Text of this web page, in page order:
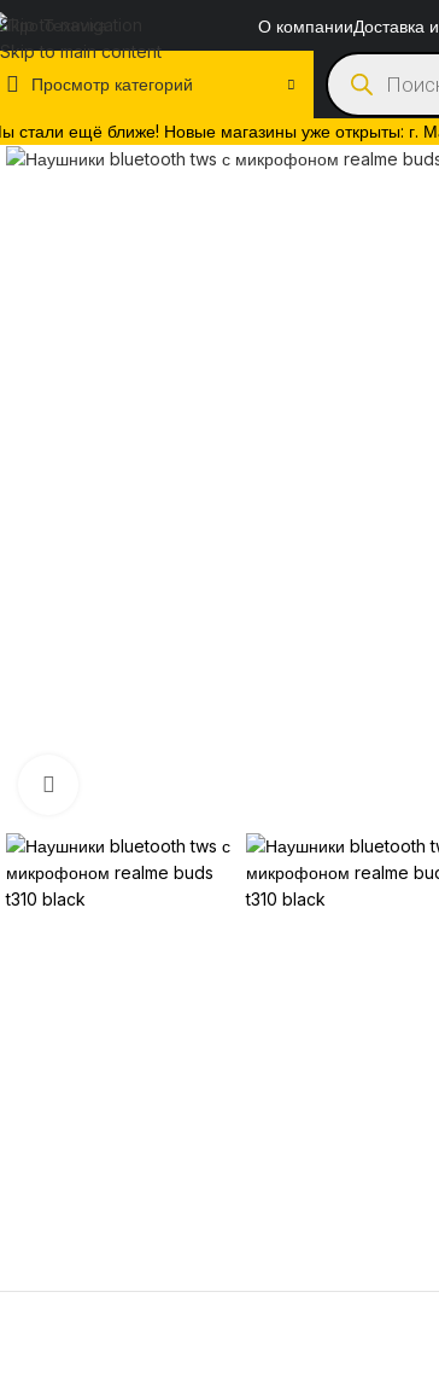
Skip to navigation
Skip to main content
стали ещё ближе! Новые магазины уже открыты: г.
О компанииДоставка
Просмотр категорий